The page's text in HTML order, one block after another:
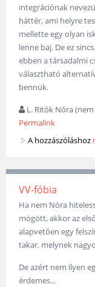
integrációnak
háttér, ami helyre
mellette egy olyan
lenne baj. De ez
ebben a társadalmi
választható
bennük.
L. Ritók Nóra
Permalink
A hozzászóláshoz
VV-fóbia
Ha nem Nóra
mögött, akkor az
alapvetően egy
takar, melynek
De azért nem ilyen
érdemes...